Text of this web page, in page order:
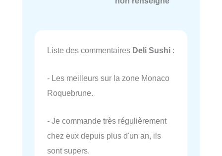
Liste des commentaires Deli Sushi :
- Les meilleurs sur la zone Monaco
Roquebrune.
- Je commande très régulièrement
chez eux depuis plus d'un an, ils
sont supers.